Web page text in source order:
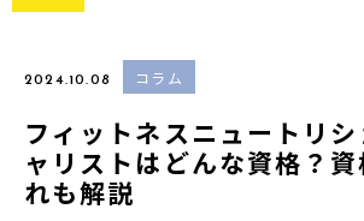
2024.10.08 コラム
フィットネスニュートリ
ャリストはどんな資格？
れも解説